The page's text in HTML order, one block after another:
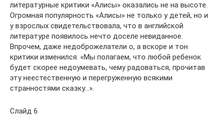
литературные критики «Алисы» оказались не на высоте.
Огромная популярность «Алисы» не только у детей, но и
у взрослых свидетельствовала, что в английской
литературе появилось нечто доселе невиданное.
Впрочем, даже недоброжелатели о, а вскоре и тон
критики изменился. «Мы полагаем, что любой ребенок
будет скорее недоумевать, чему радоваться, прочитав
эту неестественную и перегруженную всякими
странностями сказку…».
Слайд 6